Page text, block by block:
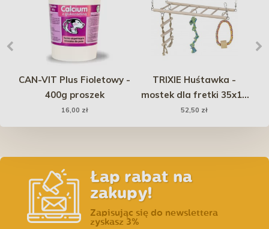
CAN-VIT Plus Fioletowy -
400g proszek
16,00 zł
TRIXIE Huśtawka -
mostek dla fretki 35x15
cm
52,50 zł
Łap rabat na
zakupy!
Zapisując się do newslettera
zyskasz 3%